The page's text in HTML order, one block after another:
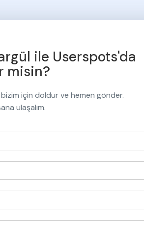
için doldur ve hemen gönder.
ulaşalım.